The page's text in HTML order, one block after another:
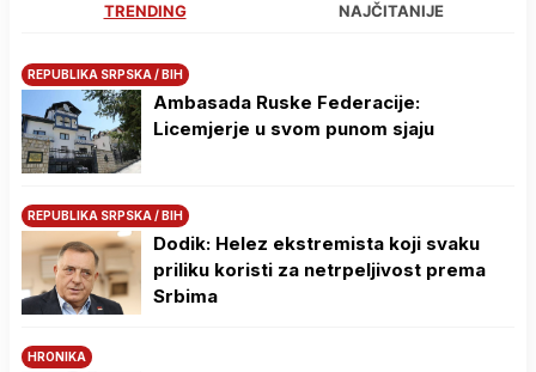
TRENDING NAJČITANIJE
REPUBLIKA SRPSKA / BIH
Ambasada Ruske Federacije:
Licemjerje u svom punom sjaju
REPUBLIKA SRPSKA / BIH
Dodik: Helez ekstremista koji svaku
priliku koristi za netrpeljivost prema
Srbima
HRONIKA